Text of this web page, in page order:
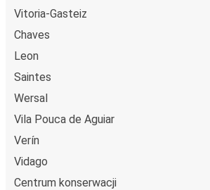
Vitoria-Gasteiz
Chaves
Leon
Saintes
Wersal
Vila Pouca de Aguiar
Verín
Vidago
Centrum konserwacji